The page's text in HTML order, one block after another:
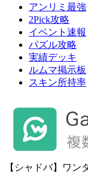
アンリミ最強
2Pick攻略
イベント速報
パズル攻略
実績デッキ
ルムマ掲示板
スキン所持率
【シャドバ】ワン